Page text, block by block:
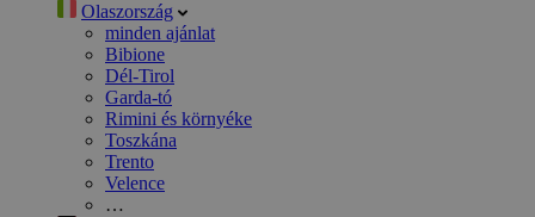
Olaszország
minden ajánlat
Bibione
Dél-Tirol
Garda-tó
Rimini és környéke
Toszkána
Trento
Velence
…